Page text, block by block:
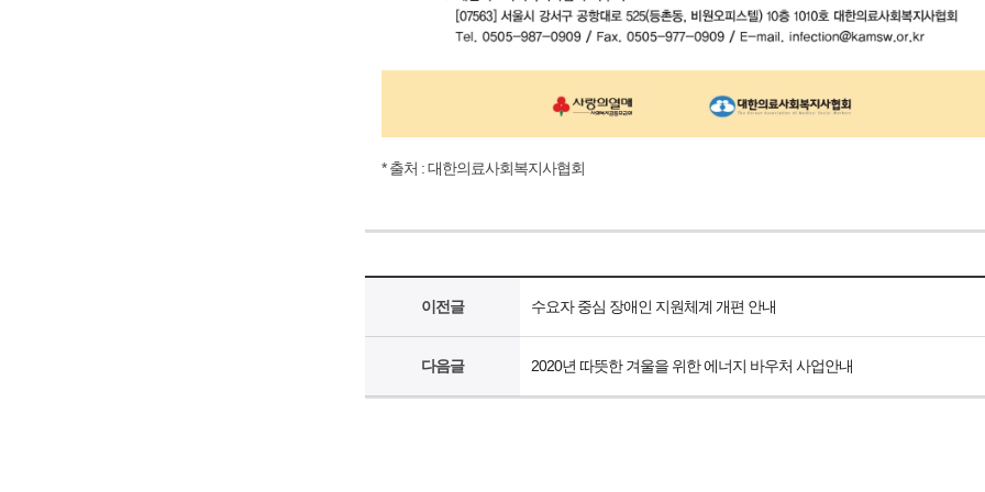
* 출처 : 대한의료사회복지사협회
이전글 수요자 중심 장애인 지원체계 개편 안내
다음글 2020년 따뜻한 겨울을 위한 에너지 바우처 사업안내